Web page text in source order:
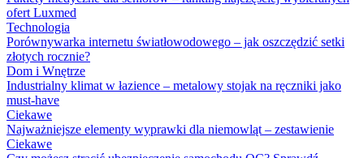
ofert Luxmed
Technologia
Porównywarka internetu światłowodowego – jak oszczędzić setki
złotych rocznie?
Dom i Wnętrze
Industrialny klimat w łazience – metalowy stojak na ręczniki jako
must-have
Ciekawe
Najważniejsze elementy wyprawki dla niemowląt – zestawienie
Ciekawe